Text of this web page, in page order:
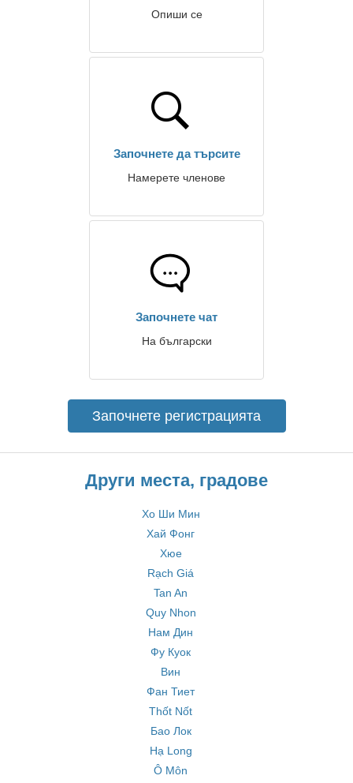
Опиши се
Започнете да търсите
Намерете членове
Започнете чат
На български
Започнете регистрацията
Други места, градове
Хо Ши Мин
Хай Фонг
Хюе
Rạch Giá
Tan An
Quy Nhon
Нам Дин
Фу Куок
Вин
Фан Тиет
Thốt Nốt
Бао Лок
Hạ Long
Ô Môn